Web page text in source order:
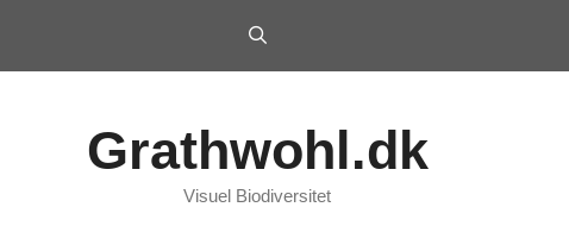
Grathwohl.dk
Visuel Biodiversitet